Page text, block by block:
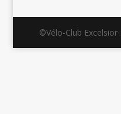
©Vélo-Club